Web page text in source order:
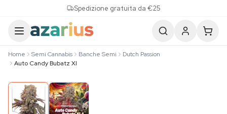
Spedizione gratuita da €25
Home Semi Cannabis Banche Semi
Dutch Passion
Auto Candy Bubatz Xl